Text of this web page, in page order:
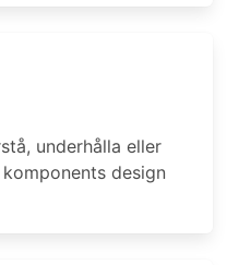
underhålla eller
design